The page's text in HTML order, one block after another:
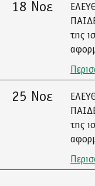
18 Νοε
της
25 Νοε
της